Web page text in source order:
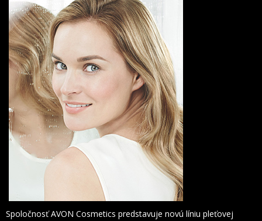
Spoločnosť AVON Cosmetics predstavuje novú líniu pleťovej